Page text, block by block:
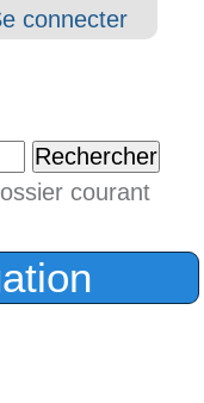
Outils
connecter
courant